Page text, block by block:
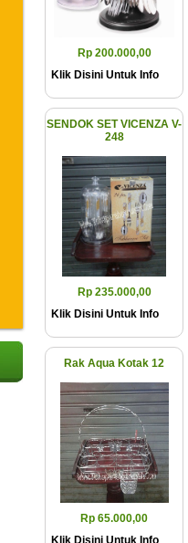
Rp 200.000,00
Klik Disini Untuk Info
SENDOK SET VICENZA V-
248
Rp 235.000,00
Klik Disini Untuk Info
Rak Aqua Kotak 12
Rp 65.000,00
Klik Disini Untuk Info